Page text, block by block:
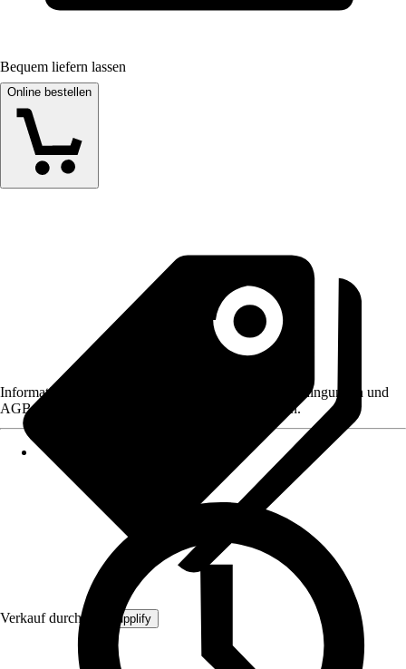
Bequem liefern lassen
Online bestellen
Verkauf durch: MySupplify
Informationen des Verkäufers, wie z. B. Rückgabebedingungen und
AGB, finden Sie bei Klick auf den Verkäufernamen.